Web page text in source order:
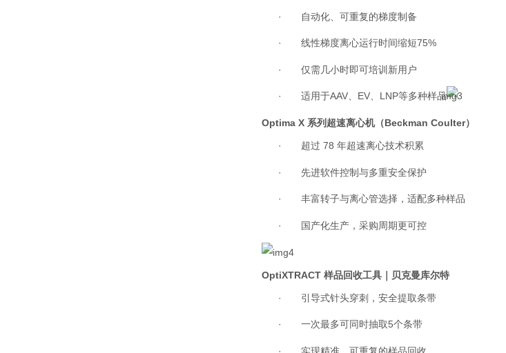
· 自动化、可重复的梯度制备
· 线性梯度离心运行时间缩短75%
· 仅需几小时即可培训新用户
· 适用于AAV、 EV、 LNP等多种样品
Optima X 系列超速离心机（Beckman Coulter）
· 超过 78 年超速离心技术积累
· 先进软件控制与多重安全保护
· 丰富转子与离心管选择，适配多种样品
· 国产化生产，采购周期更可控
OptiXTRACT 样品回收工具｜贝克曼库尔特
· 引导式针头穿刺，安全提取条带
· 一次最多可同时抽取5个条带